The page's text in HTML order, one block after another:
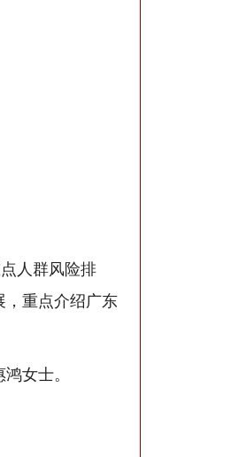
人群风险排
，重点介绍广东
女士。